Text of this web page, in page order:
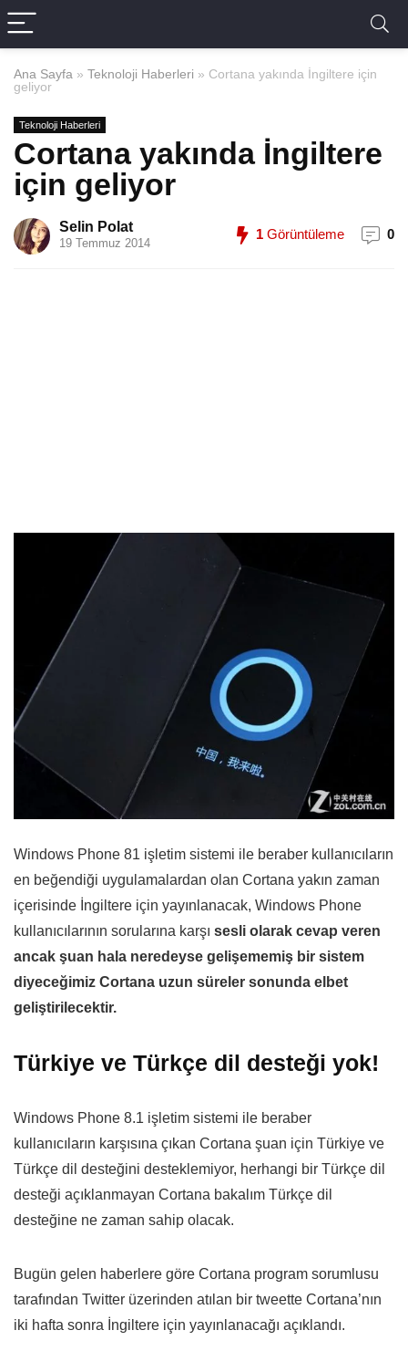
Ana Sayfa » Teknoloji Haberleri » Cortana yakında İngiltere için
geliyor
Teknoloji Haberleri
Cortana yakında İngiltere
için geliyor
Selin Polat
19 Temmuz 2014
1 Görüntüleme 0
Windows Phone 81 işletim sistemi ile beraber kullanıcıların
en beğendiği uygulamalardan olan Cortana yakın zaman
içerisinde İngiltere için yayınlanacak, Windows Phone
kullanıcılarının sorularına karşı sesli olarak cevap veren
ancak şuan hala neredeyse gelişememiş bir sistem
diyeceğimiz Cortana uzun süreler sonunda elbet
geliştirilecektir.
Türkiye ve Türkçe dil desteği yok!
Windows Phone 8.1 işletim sistemi ile beraber
kullanıcıların karşısına çıkan Cortana şuan için Türkiye ve
Türkçe dil desteğini desteklemiyor, herhangi bir Türkçe dil
desteği açıklanmayan Cortana bakalım Türkçe dil
desteğine ne zaman sahip olacak.
Bugün gelen haberlere göre Cortana program sorumlusu
tarafından Twitter üzerinden atılan bir tweette Cortana’nın
iki hafta sonra İngiltere için yayınlanacağı açıklandı.